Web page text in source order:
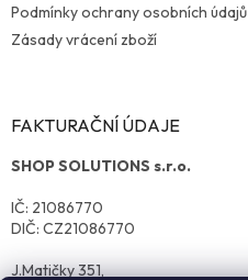
Podmínky ochrany osobních údajů
Zásady vrácení zboží
FAKTURAČNÍ ÚDAJE
SHOP SOLUTIONS s.r.o.
IČ: 21086770
DIČ: CZ21086770
J.Matičky 351,